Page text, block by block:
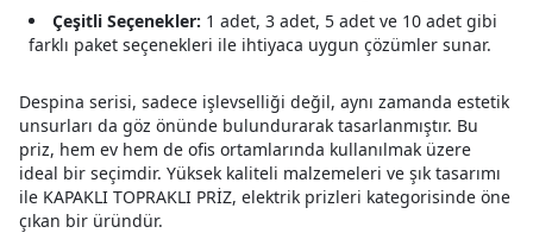
Çeşitli Seçenekler: 1 adet, 3 adet, 5 adet ve 10 adet gibi
farklı paket seçenekleri ile ihtiyaca uygun çözümler sunar.
Despina serisi, sadece işlevselliği değil, aynı zamanda estetik
unsurları da göz önünde bulundurarak tasarlanmıştır. Bu
priz, hem ev hem de ofis ortamlarında kullanılmak üzere
ideal bir seçimdir. Yüksek kaliteli malzemeleri ve şık tasarımı
ile KAPAKLI TOPRAKLI PRİZ, elektrik prizleri kategorisinde öne
çıkan bir üründür.